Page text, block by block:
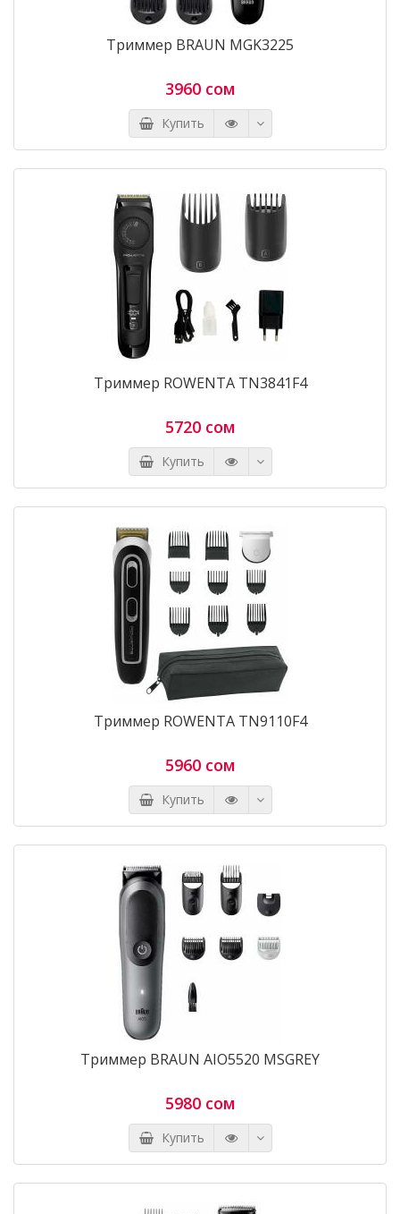
Триммер BRAUN MGK3225
3960 сом
Купить
Триммер ROWENTA TN3841F4
5720 сом
Купить
Триммер ROWENTA TN9110F4
5960 сом
Купить
Триммер BRAUN AIO5520 MSGREY
5980 сом
Купить